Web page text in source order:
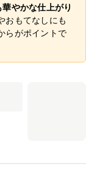
華やかな仕上がり
おもてなしにも
らがポイントで